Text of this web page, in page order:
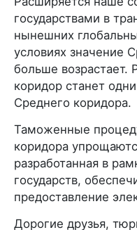
государствами в
нынешних
условиях значение
больше возрастает.
коридор станет
Среднего коридора.
Таможенные
коридора
разработанная в
государств,
предоставление
Дорогие друзья,